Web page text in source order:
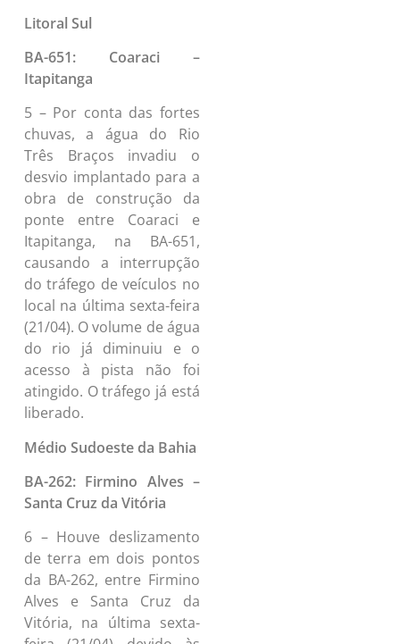
Litoral Sul
BA-651: Coaraci –
Itapitanga
5 – Por conta das fortes
chuvas, a água do Rio
Três Braços invadiu o
desvio implantado para a
obra de construção da
ponte entre Coaraci e
Itapitanga, na BA-651,
causando a interrupção
do tráfego de veículos no
local na última sexta-feira
(21/04). O volume de água
do rio já diminuiu e o
acesso à pista não foi
atingido. O tráfego já está
liberado.
Médio Sudoeste da Bahia
BA-262: Firmino Alves –
Santa Cruz da Vitória
6 – Houve deslizamento
de terra em dois pontos
da BA-262, entre Firmino
Alves e Santa Cruz da
Vitória, na última sexta-